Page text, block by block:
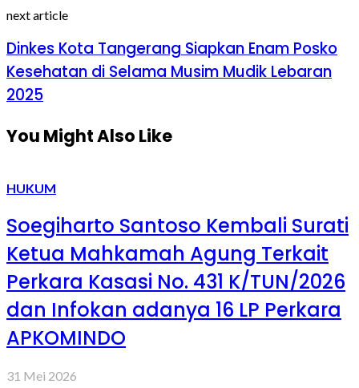
next article
Dinkes Kota Tangerang Siapkan Enam Posko
Kesehatan di Selama Musim Mudik Lebaran
2025
You Might Also Like
HUKUM
Soegiharto Santoso Kembali Surati
Ketua Mahkamah Agung Terkait
Perkara Kasasi No. 431 K/TUN/2026
dan Infokan adanya 16 LP Perkara
APKOMINDO
31 Mei 2026